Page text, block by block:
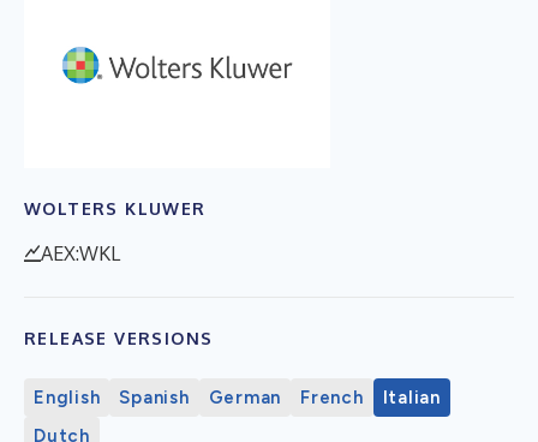
WOLTERS KLUWER
AEX:WKL
RELEASE VERSIONS
English Spanish German French
Italian
Dutch